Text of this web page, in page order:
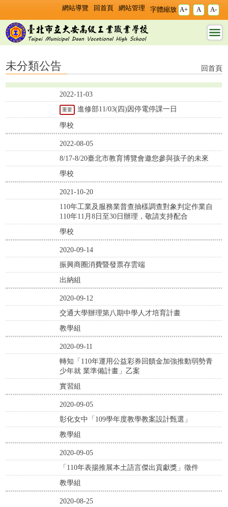
網站導覽 回首頁 網站管理 字體縮放 A+ A A-
未分類公告 - 臺北市立
大安高工
未分類公告 回首頁
2022-11-03
重要
進修部11/03(四)因停電停課一日
學校
2022-08-05
8/17-8/20臺北市教育博覽會邀您參與孩子的未來
學校
2021-10-20
110年工業及服務業普查抽樣調查對象判定作業自
110年11月8日至30日辦理，敬請支持配合
學校
2020-09-14
振興商圈消費暨發票存雲端
出納組
2020-09-12
交通大學辦理第八期中學人才培育計畫
教學組
2020-09-11
轉知「110年運用公益彩券回饋金加強推動弱勢青
少年就 業準備計畫」乙案
實習組
2020-09-05
彰化女中「109學年度教學教案設計甄選」
教學組
2020-09-05
「110年表揚推展本土語言傑出貢獻獎」徵件
教學組
2020-08-25